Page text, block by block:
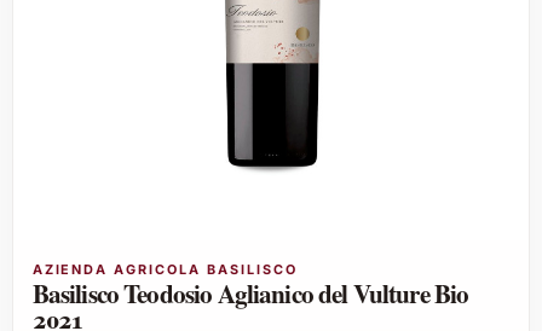
AZIENDA AGRICOLA BASILISCO
Basilisco Teodosio Aglianico del Vulture Bio
2021